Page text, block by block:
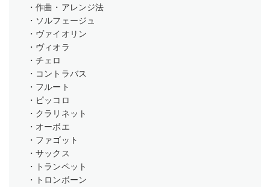
・作曲・アレンジ法
・ソルフェージュ
・ヴァイオリン
・ヴィオラ
・チェロ
・コントラバス
・フルート
・ピッコロ
・クラリネット
・オーボエ
・ファゴット
・サックス
・トランペット
・トロンボーン